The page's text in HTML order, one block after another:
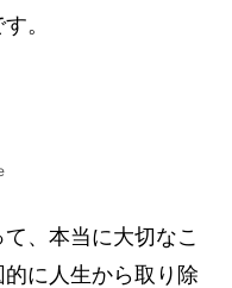
。
、本当に大切なこ
に人生から取り除